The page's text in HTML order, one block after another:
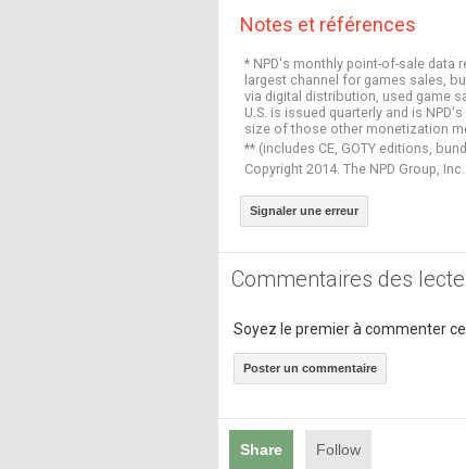
Notes et références
* NPD's monthly point-of-sale data
largest channel for games sales,
via digital distribution, used game
U.S. is issued quarterly and is
size of those other monetization
** (includes CE, GOTY editions,
Copyright 2014. The NPD Group,
Signaler une erreur
Commentaires des
Soyez le premier à commenter
Poster un commentaire
Share Follow